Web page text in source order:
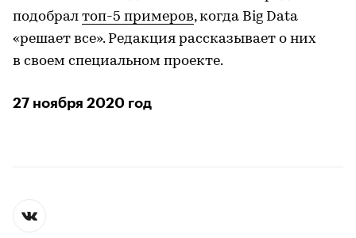
подобрал топ-5 примеров, когда Big Data
«решает все». Редакция рассказывает о них
в своем специальном проекте.
27 ноября 2020 год